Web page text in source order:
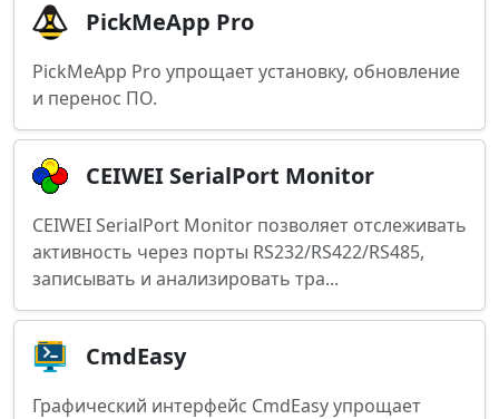
PickMeApp Pro
PickMeApp Pro упрощает установку, обновление
и перенос ПО.
CEIWEI SerialPort Monitor
CEIWEI SerialPort Monitor позволяет отслеживать
активность через порты RS232/RS422/RS485,
записывать и анализировать тра...
CmdEasy
Графический интерфейс CmdEasy упрощает